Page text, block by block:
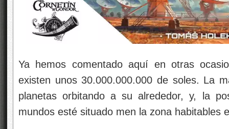
Ya hemos comentado aquí en otras
existen unos 30.000.000.000 de soles. La
planetas orbitando a su alrededor, y, la
mundos esté situado men la zona habitables